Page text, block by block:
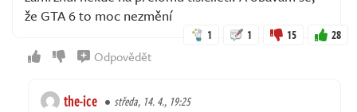
že GTA 6 to moc nezmění
1 1 15 28
Odpovědět
the-ice středa, 14. 4., 19:25